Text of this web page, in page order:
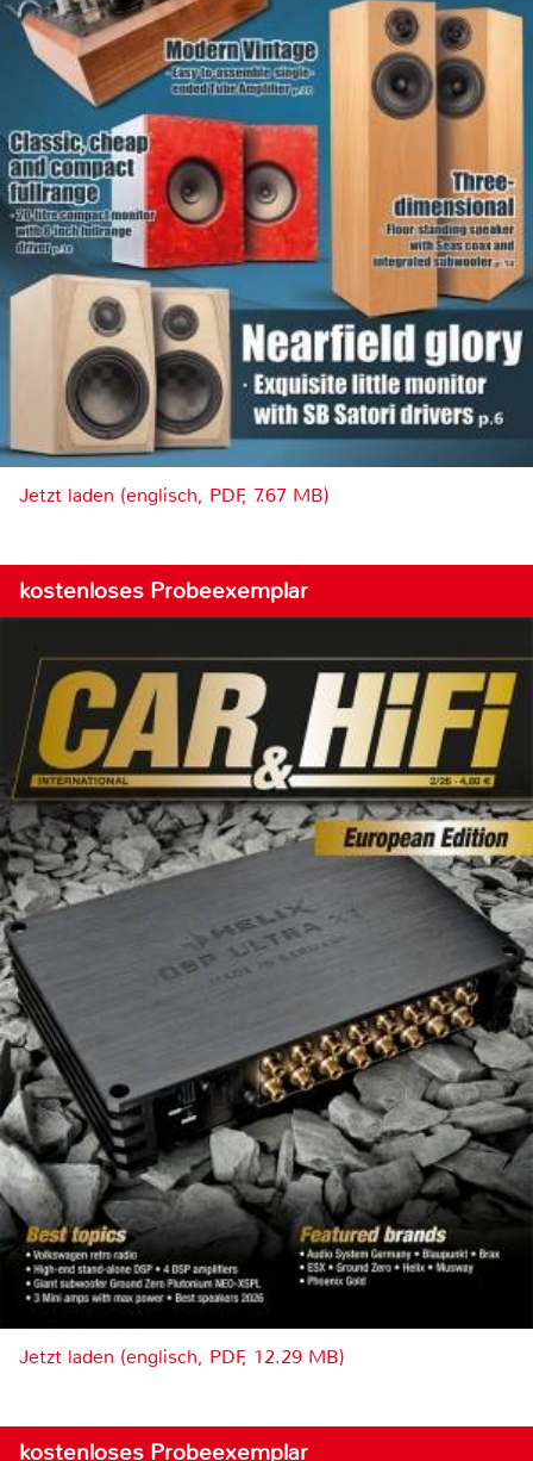
Jetzt laden (englisch, PDF, 7.67 MB)
kostenloses Probeexemplar
Jetzt laden (englisch, PDF, 12.29 MB)
kostenloses Probeexemplar